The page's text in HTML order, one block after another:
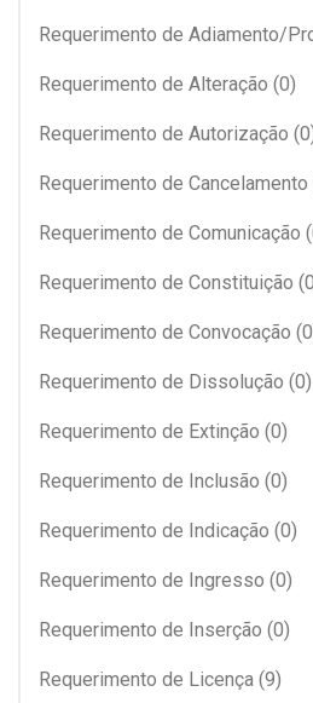
Requerimento de Adiamento/
Requerimento de Alteração (0)
Requerimento de Autorização
Requerimento de Cancelamento
Requerimento de Comunicação
Requerimento de Constituição
Requerimento de Convocação
Requerimento de Dissolução (0)
Requerimento de Extinção (0)
Requerimento de Inclusão (0)
Requerimento de Indicação (0)
Requerimento de Ingresso (0)
Requerimento de Inserção (0)
Requerimento de Licença (9)